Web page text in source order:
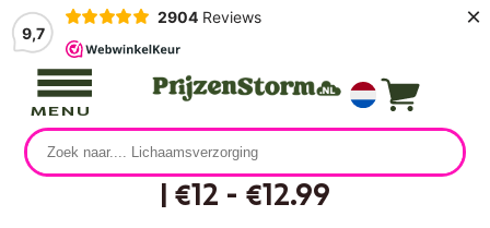
9,7
2904 Reviews ×
MENU
| €12 - €12.99